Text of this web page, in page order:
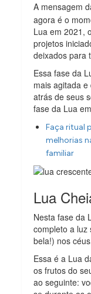
A mensagem
agora é o
Lua em 2021,
projetos
deixados para
Essa fase da
mais agitada
atrás de seus
fase da Lua
Faça ritual
melhorias
familiar
Lua
Nesta fase da
completo a luz
bela!) nos
Essa é a Lua
os frutos do
ao seguinte: